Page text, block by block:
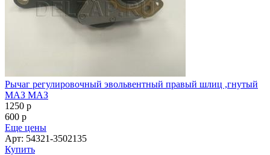
Рычаг регулировочный эвольвентный правый шлиц ,гнутый
МАЗ МАЗ
1250 p
600 p
Еще цены
Арт: 54321-3502135
Купить